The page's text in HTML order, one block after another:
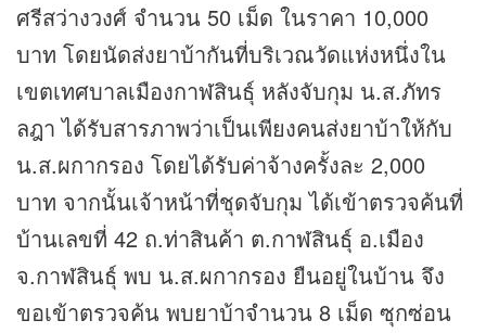
ศรีสว่างวงศ์ จำนวน 50 เม็ด ในราคา 10,000
บาท โดยนัดส่งยาบ้ากันที่บริเวณวัดแห่งหนึ่งใน
เขตเทศบาลเมืองกาฬสินธุ์ หลังจับกุม น.ส.ภัทร
ลฎา ได้รับสารภาพว่าเป็นเพียงคนส่งยาบ้าให้กับ
น.ส.ผกากรอง โดยได้รับค่าจ้างครั้งละ 2,000
บาท จากนั้นเจ้าหน้าที่ชุดจับกุม ได้เข้าตรวจค้นที่
บ้านเลขที่ 42 ถ.ท่าสินค้า ต.กาฬสินธุ์ อ.เมือง
จ.กาฬสินธุ์ พบ น.ส.ผกากรอง ยืนอยู่ในบ้าน จึง
ขอเข้าตรวจค้น พบยาบ้าจำนวน 8 เม็ด ซุกซ่อน